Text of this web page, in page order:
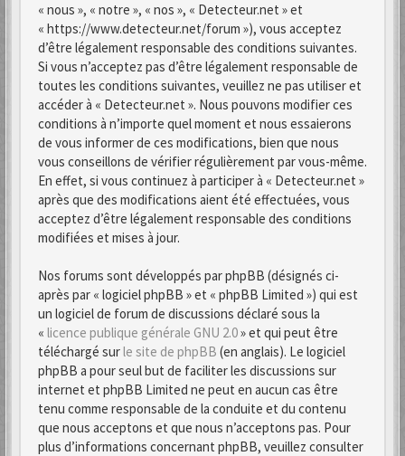
« nous », « notre », « nos », « Detecteur.net » et
« https://www.detecteur.net/forum »), vous acceptez
d’être légalement responsable des conditions suivantes.
Si vous n’acceptez pas d’être légalement responsable de
toutes les conditions suivantes, veuillez ne pas utiliser et
accéder à « Detecteur.net ». Nous pouvons modifier ces
conditions à n’importe quel moment et nous essaierons
de vous informer de ces modifications, bien que nous
vous conseillons de vérifier régulièrement par vous-même.
En effet, si vous continuez à participer à « Detecteur.net »
après que des modifications aient été effectuées, vous
acceptez d’être légalement responsable des conditions
modifiées et mises à jour.
Nos forums sont développés par phpBB (désignés ci-
après par « logiciel phpBB » et « phpBB Limited ») qui est
un logiciel de forum de discussions déclaré sous la
« licence publique générale GNU 2.0» et qui peut être
téléchargé surle site de phpBB (en anglais). Le logiciel
phpBB a pour seul but de faciliter les discussions sur
internet et phpBB Limited ne peut en aucun cas être
tenu comme responsable de la conduite et du contenu
que nous acceptons et que nous n’acceptons pas. Pour
plus d’informations concernant phpBB, veuillez consulter